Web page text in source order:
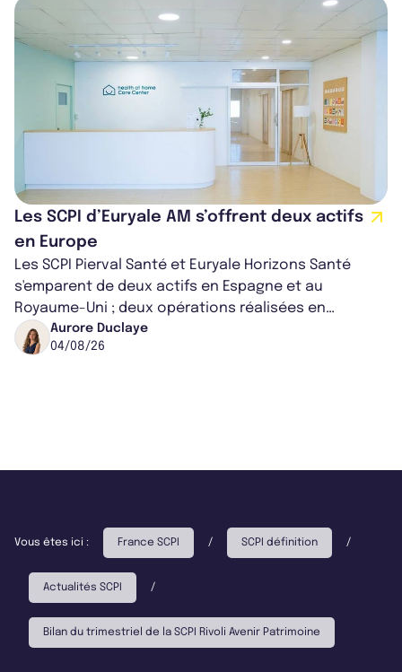
Les SCPI d’Euryale AM s’offrent deux actifs
en Europe
Les SCPI Pierval Santé et Euryale Horizons Santé
s'emparent de deux actifs en Espagne et au
Royaume-Uni ; deux opérations réalisées en
partenariat. Ces co-acquisitions permettent a...
Aurore Duclaye
04/08/26
Vous êtes ici : France SCPI / SCPI définition /
Actualités SCPI /
Bilan du trimestriel de la SCPI Rivoli Avenir Patrimoine